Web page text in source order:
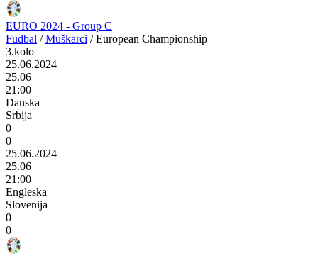
EURO 2024 - Group C
Fudbal / Muškarci / European Championship
3.kolo
25.06.2024
25.06
21:00
Danska
Srbija
0
0
25.06.2024
25.06
21:00
Engleska
Slovenija
0
0